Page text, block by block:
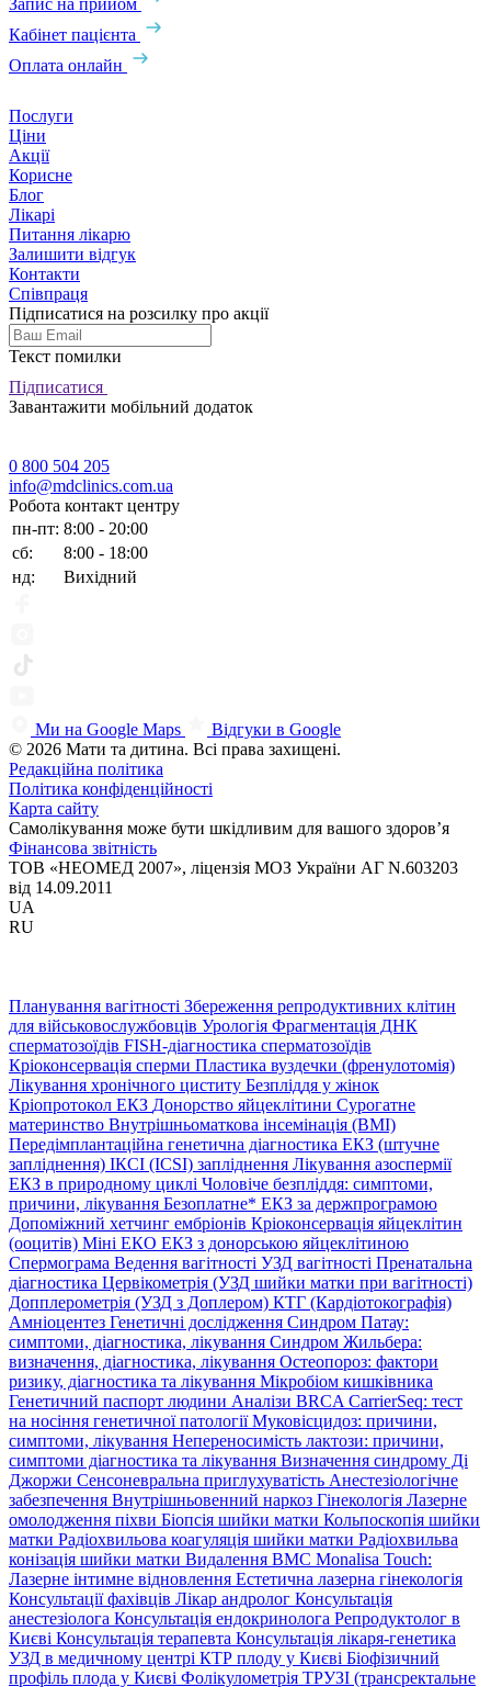
Кабінет пацієнта
Оплата онлайн
Послуги
Ціни
Акції
Корисне
Блог
Лікарі
Питання лікарю
Залишити відгук
Контакти
Співпраця
Підписатися на розсилку про акції
Текст помилки
Підписатися
Завантажити мобільний додаток
0 800 504 205
info@mdclinics.com.ua
Робота контакт центру
пн-пт: 8:00 - 20:00
сб:
8:00 - 18:00
нд:
Вихідний
Ми на Google Maps
Відгуки в Google
© 2026 Мати та дитина. Всі права захищені.
Редакційна політика
Політика конфіденційності
Карта сайту
Самолікування може бути шкідливим для вашого здоров’я
Фінансова звітність
ТОВ «НЕОМЕД 2007», ліцензія МОЗ України АГ N.603203
від 14.09.2011
UA
RU
Планування вагітності Збереження репродуктивних клітин
для військовослужбовців Урологія Фрагментація ДНК
сперматозоїдів FISH-діагностика сперматозоїдів
Кріоконсервація сперми Пластика вуздечки (френулотомія)
Лікування хронічного циститу Безпліддя у жінок
Кріопротокол ЕКЗ Донорство яйцеклітини Сурогатне
материнство Внутрішньоматкова інсемінація (ВМІ)
Передімплантаційна генетична діагностика ЕКЗ (штучне
запліднення) ІКСІ (ICSI) запліднення Лікування азоспермії
ЕКЗ в природному циклі Чоловіче безпліддя: симптоми,
причини, лікування Безоплатне* ЕКЗ за держпрограмою
Допоміжний хетчинг ембріонів Кріоконсервація яйцеклітин
(ооцитів) Міні ЕКО ЕКЗ з донорською яйцеклітиною
Спермограма Ведення вагітності УЗД вагітності Пренатальна
діагностика Цервікометрія (УЗД шийки матки при вагітності)
Допплерометрія (УЗД з Доплером) КТГ (Кардіотокографія)
Амніоцентез Генетичні дослідження Синдром Патау:
симптоми, дiагностика, лiкування Синдром Жильбера:
визначення, діагностика, лікування Остеопороз: фактори
ризику, діагностика та лікування Мікробіом кишківника
Генетичний паспорт людини Аналізи BRCA CarrierSeq: тест
на носіння генетичної патологіїМуковісцидоз: причини,
симптоми, лікування Непереносимість лактози: причини,
симптоми діагностика та лікування Визначення синдрому Ді
Джоржи Сенсоневральна приглухуватість Анестезіологічне
забезпечення Внутрішньовенний наркоз Гінекологія Лазерне
омолодження піхви Біопсія шийки матки Кольпоскопія шийки
матки Радіохвильова коагуляція шийки матки Радіохвильва
конізація шийки матки Видалення ВМС Monalisa Touch:
Лазерне інтимне відновлення Естетична лазерна гінекологія
Консультації фахівців Лікар андролог Консультація
анестезіолога Консультація ендокринолога Репродуктолог в
Києві Консультація терапевта Консультація лікаря-генетика
УЗД в медичному центрі КТР плоду у Києві Біофізичний
профіль плода у Києві Фолікулометрія ТРУЗІ (трансректальне